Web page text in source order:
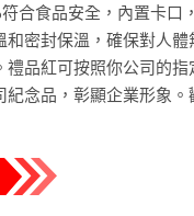
合食品安全，內置卡口
和密封保溫，確保對人
禮品紅可按照你公司的
紀念品，彰顯企業形象